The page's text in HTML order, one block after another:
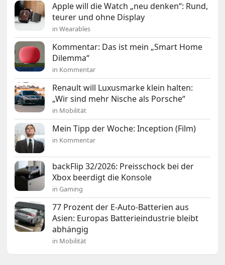
Apple will die Watch „neu denken“: Rund,
teurer und ohne Display
in Wearables
Kommentar: Das ist mein „Smart Home
Dilemma“
in Kommentar
Renault will Luxusmarke klein halten:
„Wir sind mehr Nische als Porsche“
in Mobilität
Mein Tipp der Woche: Inception (Film)
in Kommentar
backFlip 32/2026: Preisschock bei der
Xbox beerdigt die Konsole
in Gaming
77 Prozent der E-Auto-Batterien aus
Asien: Europas Batterieindustrie bleibt
abhängig
in Mobilität